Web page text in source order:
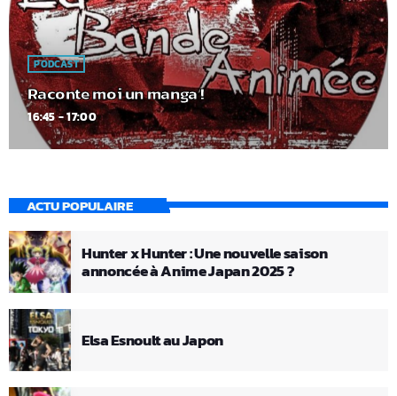
PODCAST
Raconte moi un manga !
16:45 - 17:00
ACTU POPULAIRE
Hunter x Hunter : Une nouvelle saison
annoncée à Anime Japan 2025 ?
Elsa Esnoult au Japon